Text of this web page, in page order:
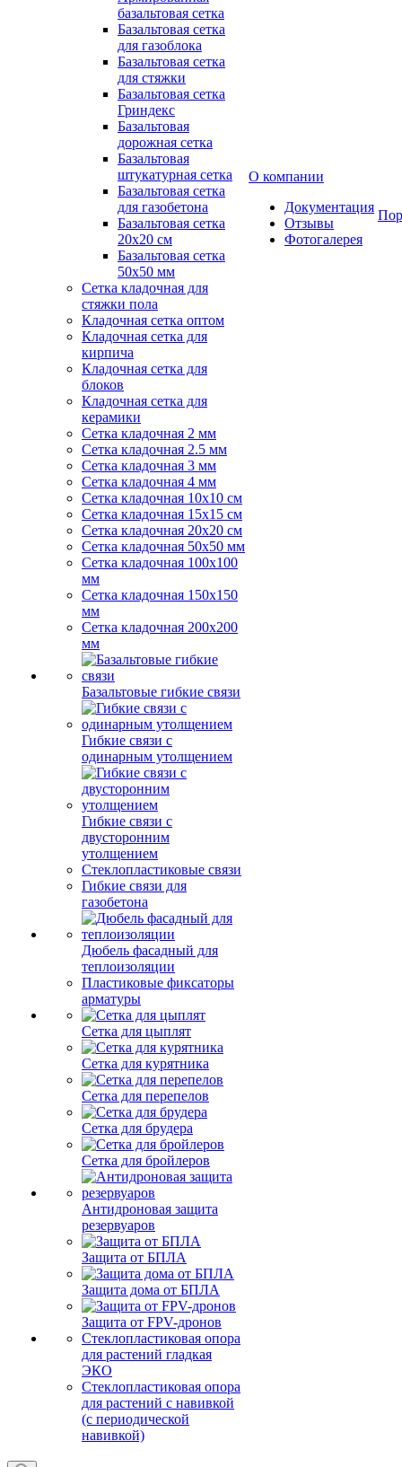
базальтовая сетка
Базальтовая сетка
для газоблока
Базальтовая сетка
для стяжки
Базальтовая сетка
Гриндекс
Базальтовая
дорожная сетка
Базальтовая
штукатурная сетка
Базальтовая сетка
для газобетона
Базальтовая сетка
20x20 см
Базальтовая сетка
50x50 мм
Сетка кладочная для
стяжки пола
Кладочная сетка оптом
Кладочная сетка для
кирпича
Кладочная сетка для
блоков
Кладочная сетка для
керамики
Сетка кладочная 2 мм
Сетка кладочная 2.5 мм
Сетка кладочная 3 мм
Сетка кладочная 4 мм
Сетка кладочная 10x10 см
Сетка кладочная 15x15 см
Сетка кладочная 20x20 см
Сетка кладочная 50x50 мм
Сетка кладочная 100x100
мм
Сетка кладочная 150x150
мм
Сетка кладочная 200x200
мм
Базальтовые гибкие связи
Гибкие связи с
одинарным утолщением
Гибкие связи с
двусторонним
утолщением
Стеклопластиковые связи
Гибкие связи для
газобетона
Дюбель фасадный для
теплоизоляции
Пластиковые фиксаторы
арматуры
Сетка для цыплят
Сетка для курятника
Сетка для перепелов
Сетка для брудера
Сетка для бройлеров
Антидроновая защита
резервуаров
Защита от БПЛА
Защита дома от БПЛА
Защита от FPV-дронов
Стеклопластиковая опора
для растений гладкая
ЭКО
Стеклопластиковая опора
для растений с навивкой
(с периодической
навивкой)
О компании
Документация
Отзывы
Фотогалерея